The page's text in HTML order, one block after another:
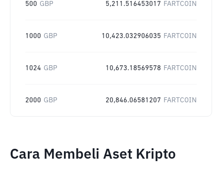
500 GBP 5,211.516453017 FARTCOIN
1000 GBP 10,423.032906035 FARTCOIN
1024 GBP 10,673.18569578 FARTCOIN
2000 GBP 20,846.06581207 FARTCOIN
Cara Membeli Aset Kripto